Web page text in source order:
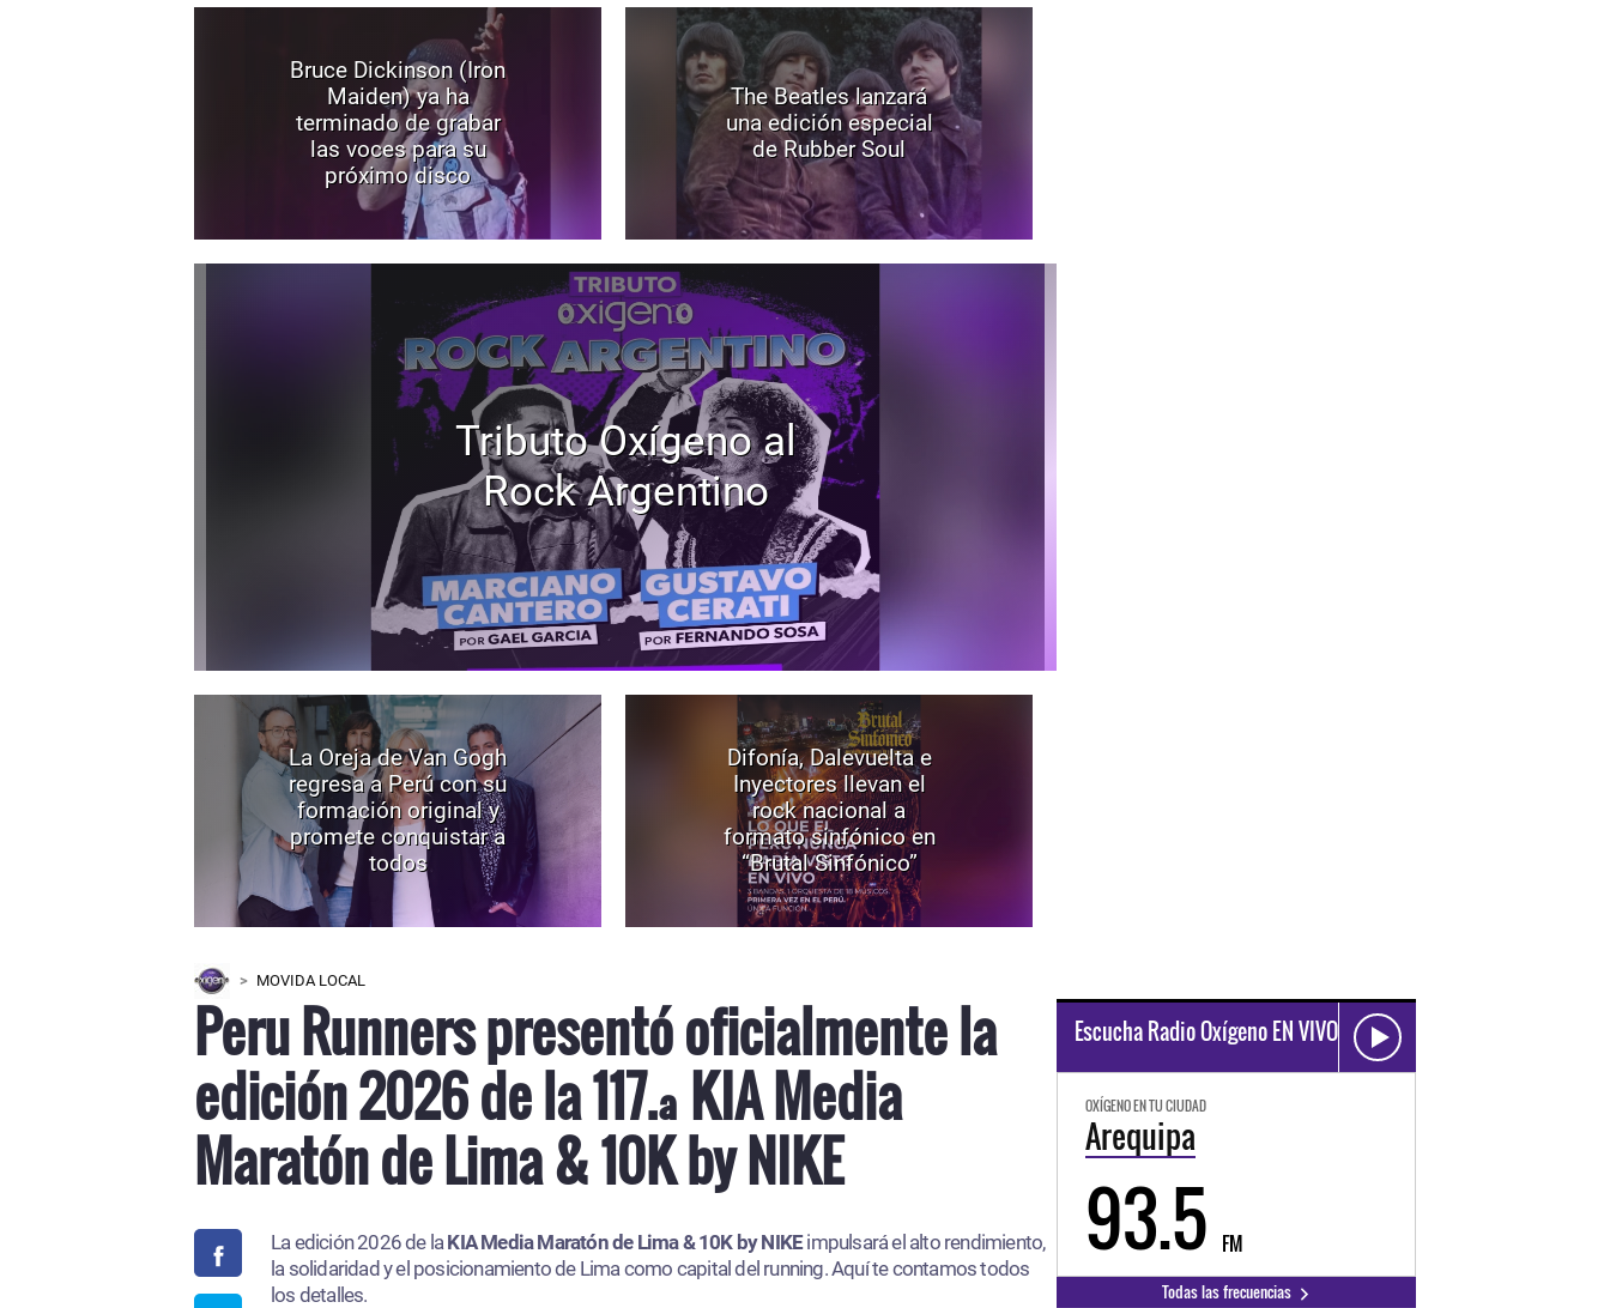
Bruce Dickinson (Iron
Maiden) ya ha
terminado de grabar
las voces para su
próximo disco
The Beatles lanzará
una edición especial
de Rubber Soul
Tributo Oxígeno al
Rock Argentino
La Oreja de Van Gogh
regresa a Perú con su
formación original y
promete conquistar a
todos
Difonía, Dalevuelta e
Inyectores llevan el
rock nacional a
formato sinfónico en
“Brutal Sinfónico”
MOVIDA LOCAL
Peru Runners presentó oficialmente la
edición 2026 de la 117.ª KIA Media
Maratón de Lima & 10K by NIKE
La edición 2026 de laKIA Media Maratón de Lima & 10K by NIKEimpulsará el alto rendimiento,
la solidaridad y el posicionamiento de Lima como capital del running. Aquí te contamos todos
los detalles.
Escucha Radio Oxígeno EN VIVO
OXÍGENO EN TU CIUDAD
Arequipa
93.5 FM
Todas las frecuencias